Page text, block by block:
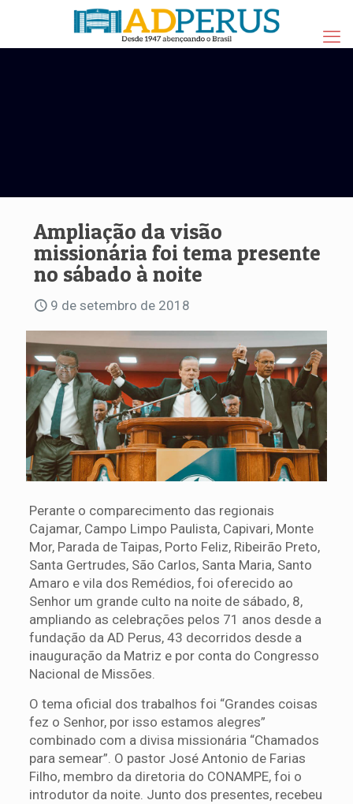
Ampliação da visão
missionária foi tema presente
no sábado à noite
9 de setembro de 2018
Perante o comparecimento das regionais
Cajamar, Campo Limpo Paulista, Capivari, Monte
Mor, Parada de Taipas, Porto Feliz, Ribeirão Preto,
Santa Gertrudes, São Carlos, Santa Maria, Santo
Amaro e vila dos Remédios, foi oferecido ao
Senhor um grande culto na noite de sábado, 8,
ampliando as celebrações pelos 71 anos desde a
fundação da AD Perus, 43 decorridos desde a
inauguração da Matriz e por conta do Congresso
Nacional de Missões.
O tema oficial dos trabalhos foi “Grandes coisas
fez o Senhor, por isso estamos alegres”
combinado com a divisa missionária “Chamados
para semear”. O pastor José Antonio de Farias
Filho, membro da diretoria do CONAMPE, foi o
introdutor da noite. Junto dos presentes, recebeu